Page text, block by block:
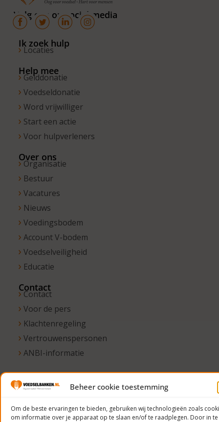
Beheer cookie toestemming
Om de beste ervaringen te bieden, gebruiken wij technologieën zoals
om informatie over je apparaat op te slaan en/of te raadplegen. Door in te
16.00 uur. Op
de vrijdagen
zijn wij
bereikbaar
van 10.00 –
Volg ons op social media
Ik zoek hulp
Locaties
Help mee
Gelddonatie
Voedseldonatie
Word vrijwilliger
Start een actie
Voor hulpverleners
Over ons
Organisatie
Bestuur
Vacatures
Nieuws
Voedingsbodem
Account V-bodem
Voedselveiligheid
Educatie
Contact
Contact
Voor de pers
Klachtenregeling
Vertrouwenspersonen
ANBI-informatie
Voedselbanken